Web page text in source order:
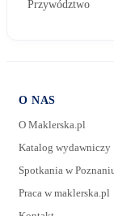
Przywództwo
O NAS
O Maklerska.pl
Katalog wydawniczy
Spotkania w
Praca w maklerska.pl
E-mail: